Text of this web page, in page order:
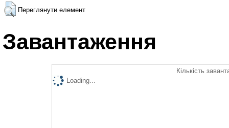
Переглянути елемент
Завантаження
Кількість
Loading...